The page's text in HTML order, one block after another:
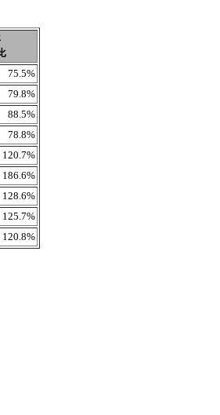
75.5%
79.8%
88.5%
78.8%
120.7%
186.6%
128.6%
125.7%
120.8%